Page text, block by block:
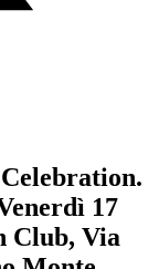
Celebration.
17
Club, Via